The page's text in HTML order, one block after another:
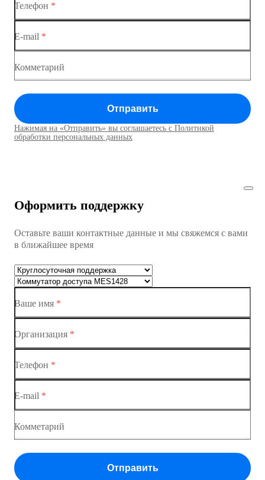
Коммутатор доступа MES1428-04
Коммутатор доступа MES1428
Коммутаторы доступа01
Коммутатор доступа MES1428
Коммутатор доступа MES1428
Коммутаторы доступа
Коммутатор доступа MES1428-02
Телефон *
E-mail *
Комметарий
Отправить
Нажимая на «Отправить» вы соглашаетесь с Политикой
обработки персональных данных
Оформить поддержку
Оставьте ваши контактные данные и мы свяжемся с вами
в ближайшее время
Ваше имя *
Организация *
Телефон *
E-mail *
Комметарий
Отправить